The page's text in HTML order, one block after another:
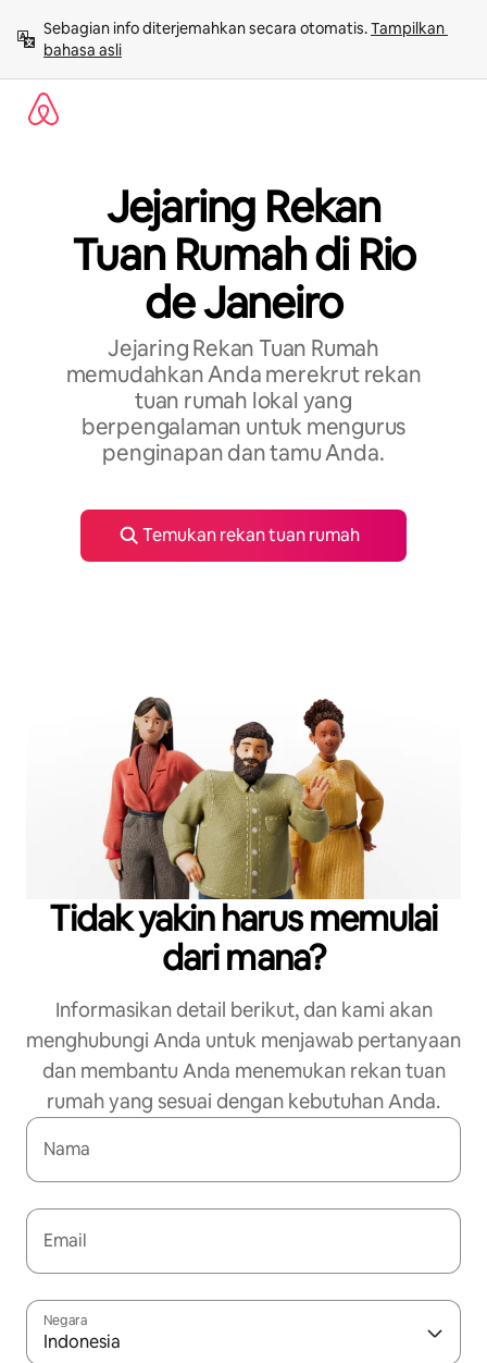
langsung
lihat
konten
Sebagian info diterjemahkan secara otomatis. Tampilkan
bahasa asli
Jejaring Rekan
Tuan Rumah di Rio
de Janeiro
Jejaring Rekan Tuan Rumah
memudahkan Anda merekrut rekan
tuan rumah lokal yang
berpengalaman untuk mengurus
penginapan dan tamu Anda.
Temukan rekan tuan rumah
Tidak yakin harus memulai
dari mana?
Informasikan detail berikut, dan kami akan
menghubungi Anda untuk menjawab pertanyaan
dan membantu Anda menemukan rekan tuan
rumah yang sesuai dengan kebutuhan Anda.
Nama
Email
Negara
Indonesia